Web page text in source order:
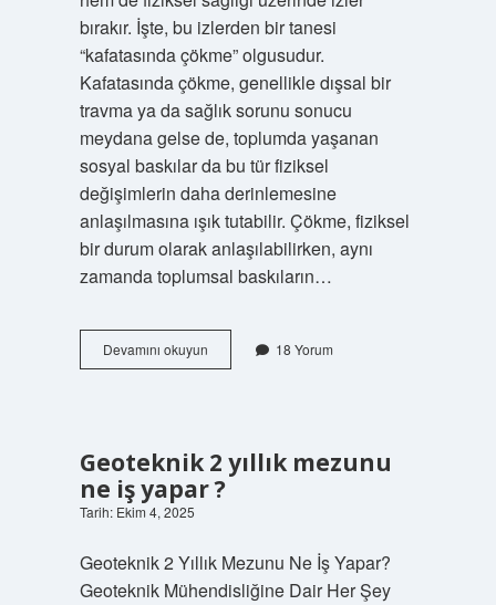
bırakır. İşte, bu izlerden bir tanesi
“kafatasında çökme” olgusudur.
Kafatasında çökme, genellikle dışsal bir
travma ya da sağlık sorunu sonucu
meydana gelse de, toplumda yaşanan
sosyal baskılar da bu tür fiziksel
değişimlerin daha derinlemesine
anlaşılmasına ışık tutabilir. Çökme, fiziksel
bir durum olarak anlaşılabilirken, aynı
zamanda toplumsal baskıların…
Devamını okuyunKafatasında
çökme
18 Yorum
Geoteknik 2 yıllık mezunu
ne iş yapar ?
Tarih: Ekim 4, 2025
Geoteknik 2 Yıllık Mezunu Ne İş Yapar?
Geoteknik Mühendisliğine Dair Her Şey